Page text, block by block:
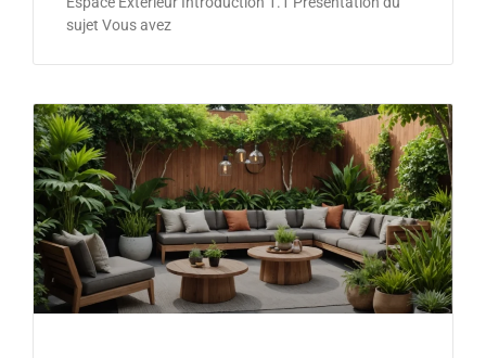
sujet Vous avez